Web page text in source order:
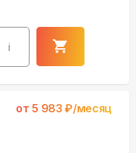
i
от 5 983 ₽/месяц